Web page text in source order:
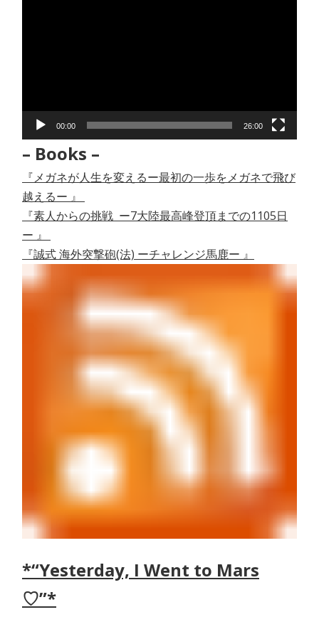
ー
00:00 26:00
– Books –
『メガネが人生を変えるー最初の一歩をメガネで飛び
越えるー 』
『素人からの挑戦 ー7大陸最高峰登頂までの1105日
ー 』
『誠式 海外突撃砲(法) ーチャレンジ馬鹿ー 』
*“Yesterday, I Went to Mars
♡”*